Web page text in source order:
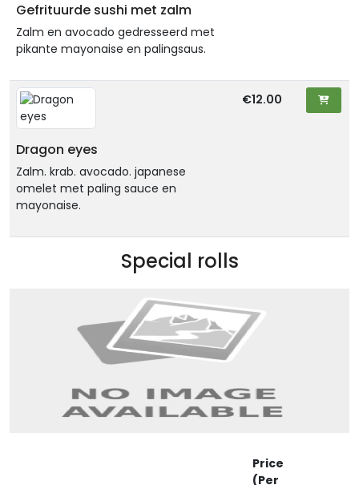
Gefrituurde sushi met zalm
Zalm en avocado gedresseerd met
pikante mayonaise en palingsaus.
Dragon eyes
Zalm. krab. avocado. japanese
omelet met paling sauce en
mayonaise.
€12.00
Special rolls
Price
(Per